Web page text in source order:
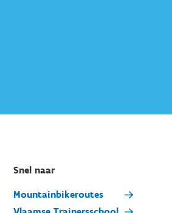
Snel naar
Mountainbikeroutes